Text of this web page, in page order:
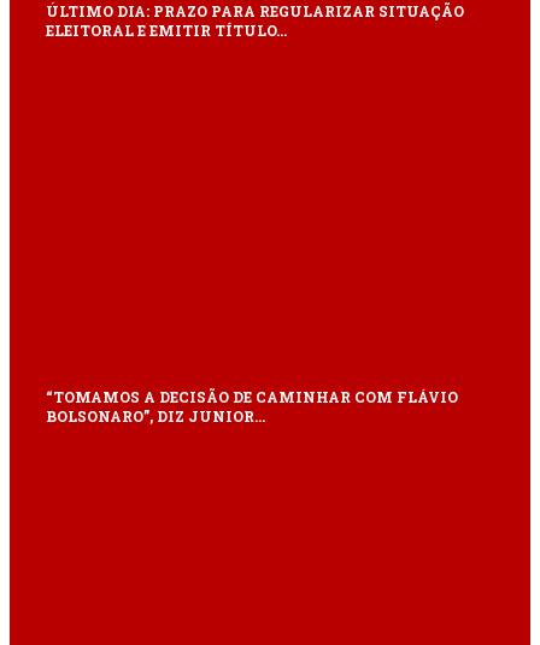
ÚLTIMO DIA: PRAZO PARA REGULARIZAR SITUAÇÃO
ELEITORAL E EMITIR TÍTULO…
“TOMAMOS A DECISÃO DE CAMINHAR COM FLÁVIO
BOLSONARO”, DIZ JUNIOR…